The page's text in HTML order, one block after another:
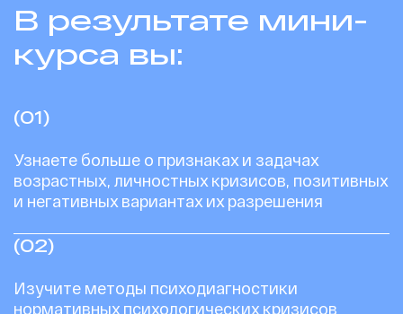
В результате мини-
курса вы:
(01)
Узнаете больше о признаках и задачах
возрастных, личностных кризисов, позитивных
и негативных вариантах их разрешения
(02)
Изучите методы психодиагностики
нормативных психологических кризисов